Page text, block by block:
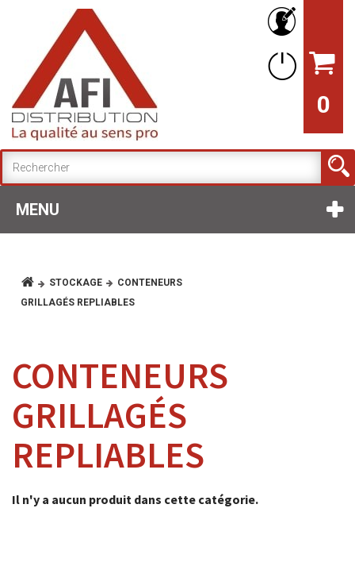
0
MENU
STOCKAGE
CONTENEURS
GRILLAGÉS REPLIABLES
CONTENEURS
GRILLAGÉS
REPLIABLES
Il n'y a aucun produit dans cette catégorie.